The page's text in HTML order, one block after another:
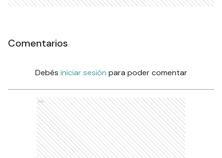
Comentarios
Debés iniciar sesión para poder comentar
Ads